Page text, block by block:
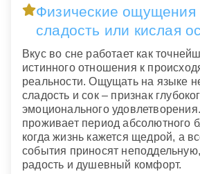
Физические ощущения
сладость или кислая
Вкус во сне работает как
истинного отношения к
реальности. Ощущать на языке
сладость и сок – признак
эмоционального
проживает период абсолютного
когда жизнь кажется щедрой, а
события приносят
радость и душевный комфорт.